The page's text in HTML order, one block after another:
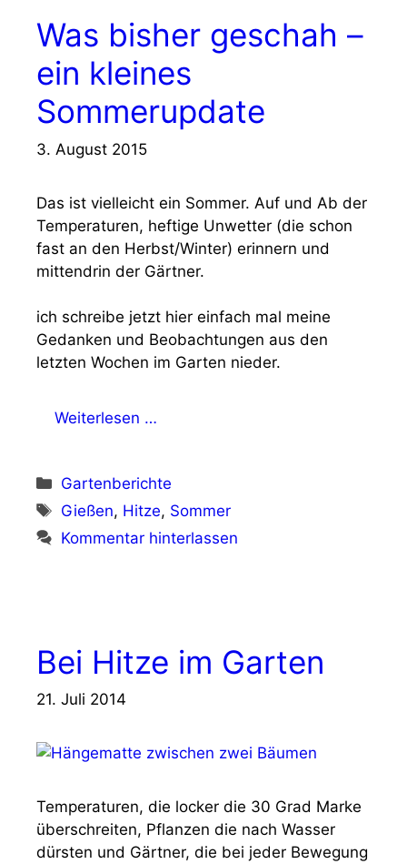
Was bisher geschah –
ein kleines
Sommerupdate
3. August 2015
Das ist vielleicht ein Sommer. Auf und Ab der
Temperaturen, heftige Unwetter (die schon
fast an den Herbst/Winter) erinnern und
mittendrin der Gärtner.
ich schreibe jetzt hier einfach mal meine
Gedanken und Beobachtungen aus den
letzten Wochen im Garten nieder.
Weiterlesen …
Kategorien
Gartenberichte
Schlagwörter
Gießen, Hitze, Sommer
Kommentar hinterlassen
Bei Hitze im Garten
21. Juli 2014
Temperaturen, die locker die 30 Grad Marke
überschreiten, Pflanzen die nach Wasser
dürsten und Gärtner, die bei jeder Bewegung